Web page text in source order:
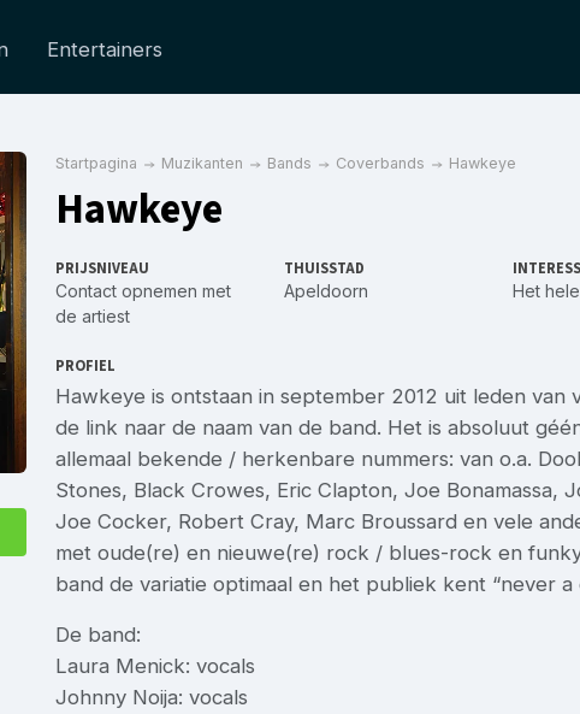
Entertainers
Startpagina Muzikanten Bands Coverbands Hawkeye
Hawkeye
PRIJSNIVEAU
Contact opnemen met
de artiest
THUISSTAD
Apeldoorn Het
PROFIEL
Hawkeye is ontstaan in september 2012 uit leden van
de link naar de naam van de band. Het is absoluut
allemaal bekende / herkenbare nummers: van o.a.
Stones, Black Crowes, Eric Clapton, Joe Bonamassa,
Joe Cocker, Robert Cray, Marc Broussard en vele
met oude(re) en nieuwe(re) rock / blues-rock en
band de variatie optimaal en het publiek kent “never a
De band:
Laura Menick: vocals
Johnny Noija: vocals